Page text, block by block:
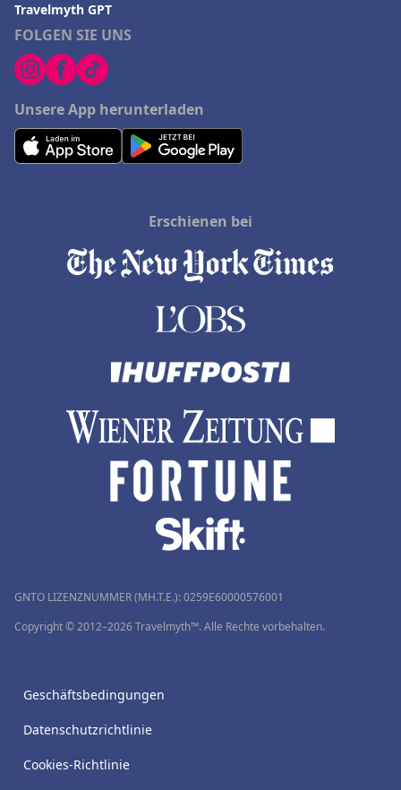
FOLGEN SIE UNS
Unsere App herunterladen
Travelmyth GPT
Erschienen bei
GNTO LIZENZNUMMER (MH.T.E.): 0259Ε60000576001
Copyright © 2012–2026 Travelmyth™. Alle Rechte vorbehalten.
Geschäftsbedingungen
Datenschutzrichtlinie
Cookies-Richtlinie